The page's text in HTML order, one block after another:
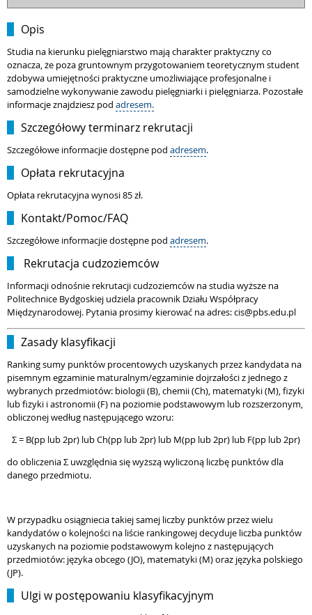
Opis
Studia na kierunku pielęgniarstwo mają charakter praktyczny co
oznacza, że poza gruntownym przygotowaniem teoretycznym student
zdobywa umiejętności praktyczne umożliwiające profesjonalne i
samodzielne wykonywanie zawodu pielęgniarki i pielęgniarza. Pozostałe
informacje znajdziesz pod adresem.
Szczegółowy terminarz rekrutacji
Szczegółowe informacjie dostępne pod adresem.
Opłata rekrutacyjna
Opłata rekrutacyjna wynosi 85 zł.
Kontakt/Pomoc/FAQ
Szczegółowe informacjie dostępne pod adresem.
Rekrutacja cudzoziemców
Informacji odnośnie rekrutacji cudzoziemców na studia wyższe na
Politechnice Bydgoskiej udziela pracownik Działu Współpracy
Międzynarodowej. Pytania prosimy kierować na adres: cis@pbs.edu.pl
Zasady klasyfikacji
Ranking sumy punktów procentowych uzyskanych przez kandydata na
pisemnym egzaminie maturalnym/egzaminie dojrzałości z jednego z
wybranych przedmiotów: biologii (B), chemii (Ch), matematyki (M), fizyki
lub fizyki i astronomii (F) na poziomie podstawowym lub rozszerzonym,
obliczonej według następującego wzoru:
Σ = B(pp lub 2pr) lub Ch(pp lub 2pr) lub M(pp lub 2pr) lub F(pp lub 2pr)
do obliczenia Σ uwzględnia się wyższą wyliczoną liczbę punktów dla
danego przedmiotu.
W przypadku osiągniecia takiej samej liczby punktów przez wielu
kandydatów o kolejności na liście rankingowej decyduje liczba punktów
uzyskanych na poziomie podstawowym kolejno z następujących
przedmiotów: języka obcego (JO), matematyki(M) oraz języka polskiego
(JP).
Ulgi w postępowaniu klasyfikacyjnym